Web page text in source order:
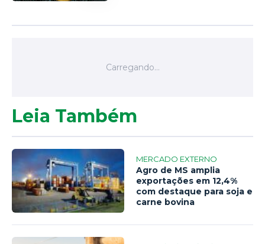
Leia Também
MERCADO EXTERNO
Agro de MS amplia
exportações em 12,4%
com destaque para soja e
carne bovina